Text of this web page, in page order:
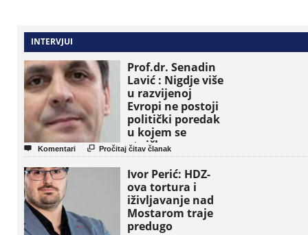
INTERVJUI
Prof.dr. Senadin
Lavić : Nigdje više
u razvijenoj
Evropi ne postoji
politički poredak
u kojem se
etničke grupe
pojavljuju kao
osnovne političke
jedinice
 Komentari  Pročitaj čitav članak
Ivor Perić: HDZ-
ova tortura i
iživljavanje nad
Mostarom traje
predugo